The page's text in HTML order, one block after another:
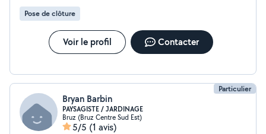
Pose de clôture
Voir le profil Contacter
Particulier
Bryan Barbin
PAYSAGISTE / JARDINAGE
Bruz (Bruz Centre Sud Est)
5/5 (1 avis)